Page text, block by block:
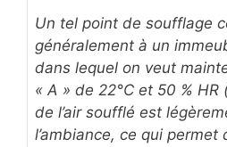
Un tel point de soufflage
généralement à un
dans lequel on veut
« A » de 22°C et 50 % HR
de l’air soufflé est
l’ambiance, ce qui permet